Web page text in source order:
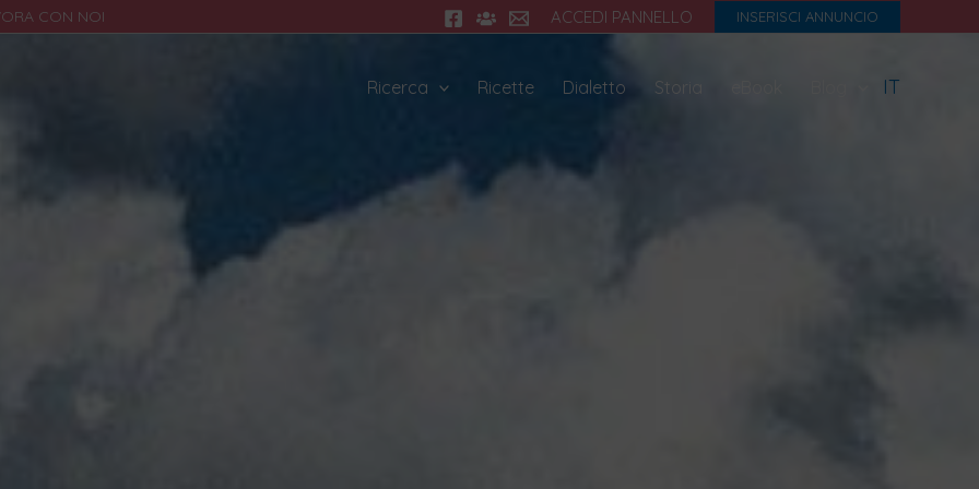
CON NOI ACCEDI PANNELLO INSERISCI ANNUNCIO
Ricerca Ricette Dialetto Storia IT